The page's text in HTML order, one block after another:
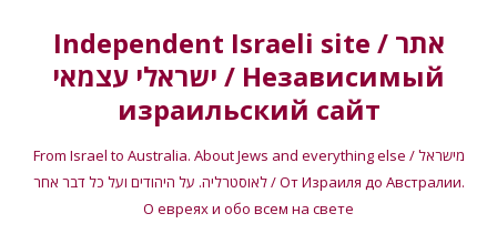
Independent Israeli site / אתר
ישראלי עצמאי / Независимый
израильский сайт
From Israel to Australia. About Jews and everything else / מישראל
לאוסטרליה. על היהודים ועל כל דבר אחר / От Израиля до Австралии.
О евреях и обо всем на свете